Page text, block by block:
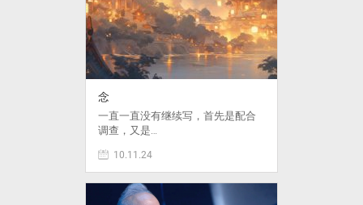
念
一直一直没有继续写，首先是配合
调查，又是…
10.11.24